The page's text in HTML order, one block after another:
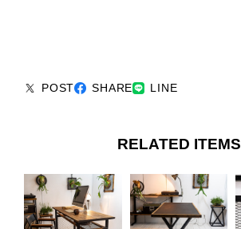
POST SHARE LINE
RELATED ITEMS